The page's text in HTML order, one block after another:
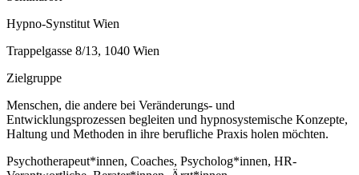
Hypno-Synstitut Wien
Trappelgasse 8/13, 1040 Wien
Zielgruppe
Menschen, die andere bei Veränderungs- und
Entwicklungsprozessen begleiten und hypnosystemische Konzepte,
Haltung und Methoden in ihre berufliche Praxis holen möchten.
Psychotherapeut*innen, Coaches, Psycholog*innen, HR-